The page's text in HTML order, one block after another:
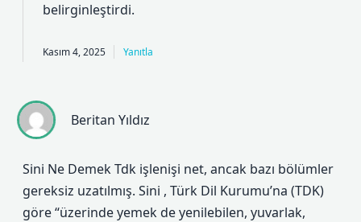
belirginleştirdi.
Kasım 4, 2025 Yanıtla
Beritan Yıldız
Sini Ne Demek Tdk işlenişi net, ancak bazı bölümler
gereksiz uzatılmış. Sini , Türk Dil Kurumu’na (TDK)
göre “üzerinde yemek de yenilebilen, yuvarlak,